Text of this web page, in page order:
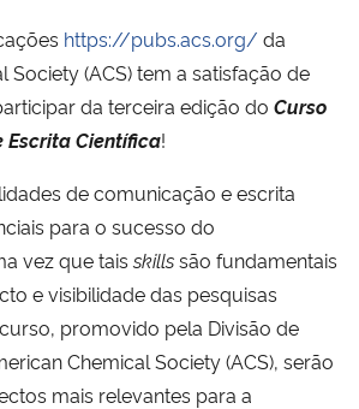
Inovações e Comunicações
Regional
https://pubs.acs.org/ da
Society (ACS) tem a satisfação de
da terceira edição do Curso
Escrita Científica!
de comunicação e escrita
para o sucesso do
vez que taisskillssão fundamentais
e visibilidade das pesquisas
promovido pela Divisão de
Chemical Society (ACS), serão
mais relevantes para a